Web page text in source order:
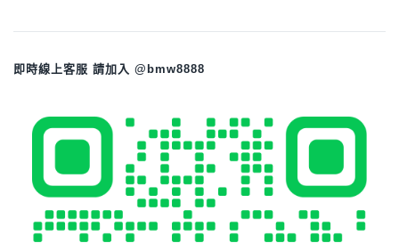
即時線上客服 請加入 @bmw8888